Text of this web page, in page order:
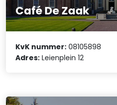
Café De Zaak
KvK nummer: 08105898
Adres: Leienplein 12